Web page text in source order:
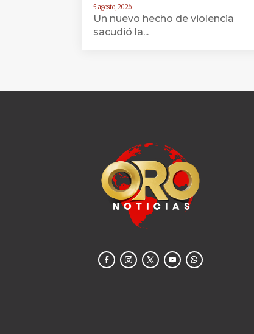
5 agosto, 2026
Un nuevo hecho de violencia
sacudió la...